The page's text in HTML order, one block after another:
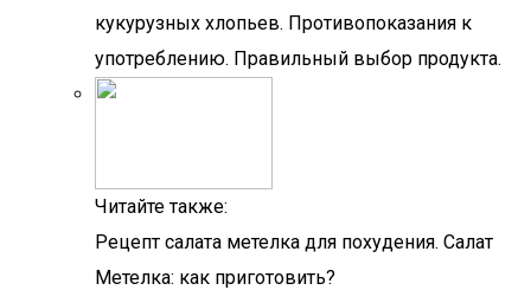
кукурузных хлопьев. Противопоказания к
употреблению. Правильный выбор продукта.
Читайте также:
Рецепт салата метелка для похудения. Салат
Метелка: как приготовить?